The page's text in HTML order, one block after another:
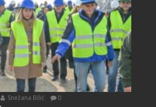
Snežana Bilić 0